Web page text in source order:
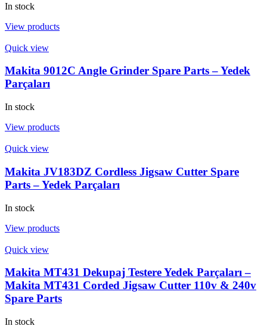
In stock
View products
Quick view
Makita 9012C Angle Grinder Spare Parts – Yedek
Parçaları
In stock
View products
Quick view
Makita JV183DZ Cordless Jigsaw Cutter Spare
Parts – Yedek Parçaları
In stock
View products
Quick view
Makita MT431 Dekupaj Testere Yedek Parçaları –
Makita MT431 Corded Jigsaw Cutter 110v & 240v
Spare Parts
In stock